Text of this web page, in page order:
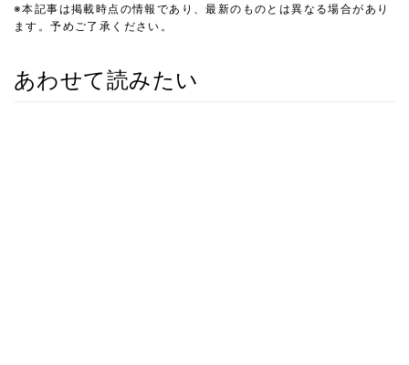
※本記事は掲載時点の情報であり、最新のものとは異なる場合があり
ます。予めご了承ください。
あわせて読みたい